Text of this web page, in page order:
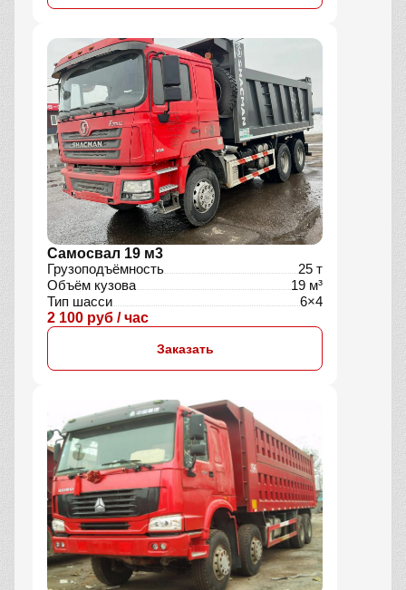
Самосвал 19 м3
Грузоподъёмность
25 т
Объём кузова
19 м³
Тип шасси
6×4
2 100 руб / час
Заказать